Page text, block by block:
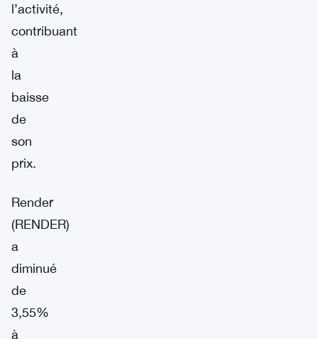
l’activité,
contribuant
à
la
baisse
de
son
prix.
Render
(RENDER)
a
diminué
de
3,55%
à